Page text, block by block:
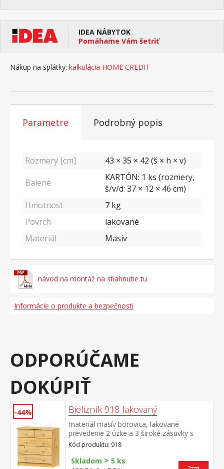
IDEA NÁBYTOK
Pomáhame Vám šetriť
Nákup na splátky: kalkulácia HOME CREDIT
Parametre Podrobný popis
Rozmery [cm]
43 × 35 × 42 (š × h × v)
Balené
KARTÓN: 1 ks (rozmery,
š/v/d: 37 × 12 × 46 cm)
Hmotnost
7 kg
Povrch
lakované
Materiál
Masív
návod na montáž na stiahnutie tu
Informácie o produkte a bezpečnosti
ODPORÚČAME
DOKÚPIŤ
-44% Bielizník 918 lakovaný
materiál masív borovica, lakované
prevedenie 2 úzke a 3 široké zásuvky s
kovovými pojazdmi, hĺbka zásuvky 32,5 cm
Kód produktu: 918
Skladom > 5 ks